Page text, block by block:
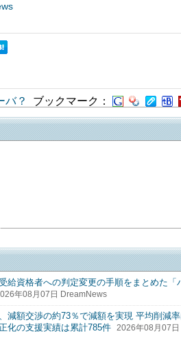
バ？ ブックマーク：
給資格者への判定変更の手順をまとめた
年08月07日 DreamNews
減額交渉の約73％で減額を実現 平均削減
化の支援実績は累計785件
2026年08月07